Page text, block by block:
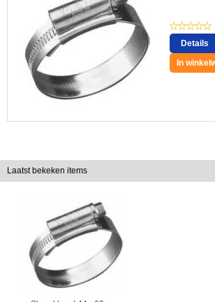
Details
In
Laatst bekeken items